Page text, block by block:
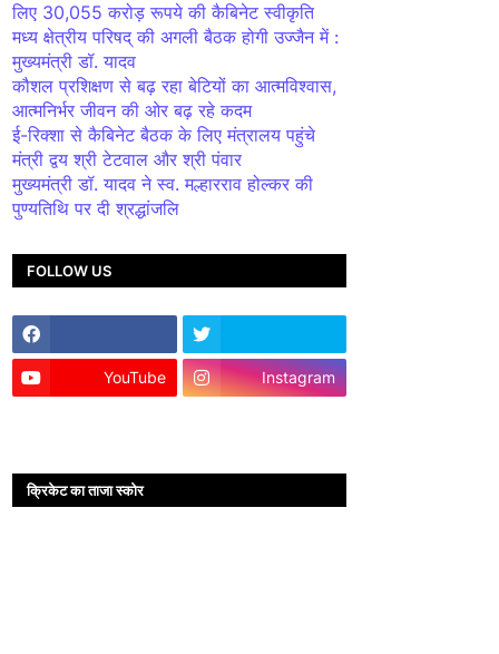
लिए 30,055 करोड़ रूपये की कैबिनेट स्वीकृति
मध्य क्षेत्रीय परिषद् की अगली बैठक होगी उज्जैन में :
मुख्यमंत्री डॉ. यादव
कौशल प्रशिक्षण से बढ़ रहा बेटियों का आत्मविश्वास,
आत्मनिर्भर जीवन की ओर बढ़ रहे कदम
ई-रिक्शा से कैबिनेट बैठक के लिए मंत्रालय पहुंचे
मंत्री द्वय श्री टेटवाल और श्री पंवार
मुख्यमंत्री डॉ. यादव ने स्व. मल्हारराव होल्कर की
पुण्यतिथि पर दी श्रद्धांजलि
FOLLOW US
YouTube Instagram
क्रिकेट का ताजा स्कोर